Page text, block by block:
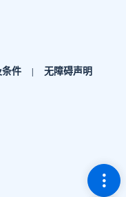
切
件 无障碍声明